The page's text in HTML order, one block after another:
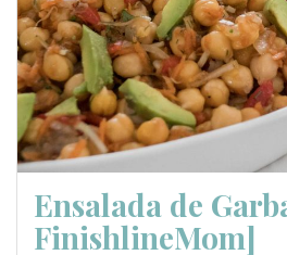
Ensalada de
FinishlineMom]